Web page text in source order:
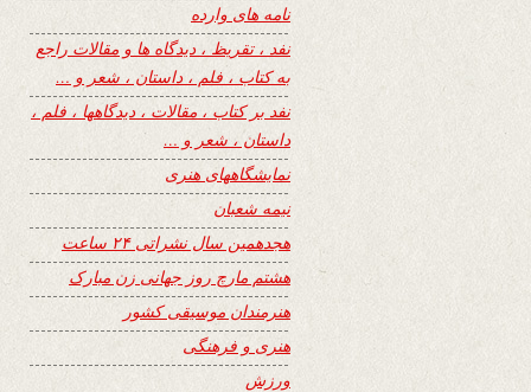
نامه های وارده
نفد ، تقریظ ، دیدگاه ها و مقالات راجع
به کتاب ، فلم ، داستان ، شعر و …
نفد بر کتاب ، مقالات ، دیدگاهها ، فلم ،
داستان ، شعر و …
نمایشگاههای هنری
نیمه شعبان
هجدهمین سال نشراتی ۲۴ ساعت
هشتم مارچ روز جهانی زن مبارک
هنرمندان موسیقی کشور
هنری و فرهنگی
ورزش